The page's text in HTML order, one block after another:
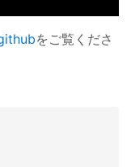
をご覧くださ